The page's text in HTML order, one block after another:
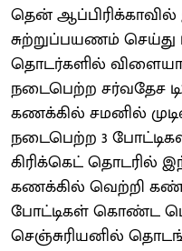
தென்
சுற்றுப்பயணம் செய்து
தொடர்களில்
நடைபெற்ற சர்வதேச
கணக்கில் சமனில்
நடைபெற்ற 3
கிரிக்கெட் தொடரில்
கணக்கில் வெற்றி
போட்டிகள் கொண்ட
செஞ்சுரியனில்